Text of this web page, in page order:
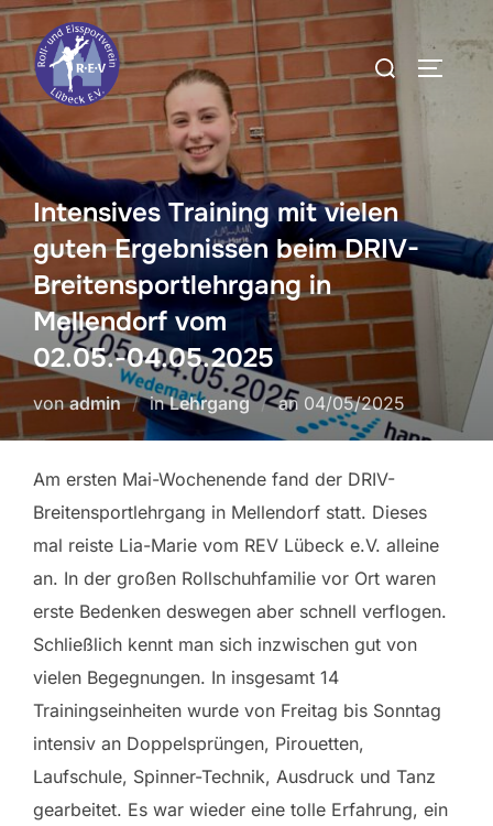
Zum
Inhalt
springen
Suchen
Intensives Training mit vielen
guten Ergebnissen beim DRIV-
Breitensportlehrgang in
Mellendorf vom
02.05.-04.05.2025
vonadmin inLehrgang an Veröffentlicht
am
04/05/2025
Am ersten Mai-Wochenende fand der DRIV-
Breitensportlehrgang in Mellendorf statt. Dieses
mal reiste Lia-Marie vom REV Lübeck e.V. alleine
an. In der großen Rollschuhfamilie vor Ort waren
erste Bedenken deswegen aber schnell verflogen.
Schließlich kennt man sich inzwischen gut von
vielen Begegnungen. In insgesamt 14
Trainingseinheiten wurde von Freitag bis Sonntag
intensiv an Doppelsprüngen, Pirouetten,
Laufschule, Spinner-Technik, Ausdruck und Tanz
gearbeitet. Es war wieder eine tolle Erfahrung, ein